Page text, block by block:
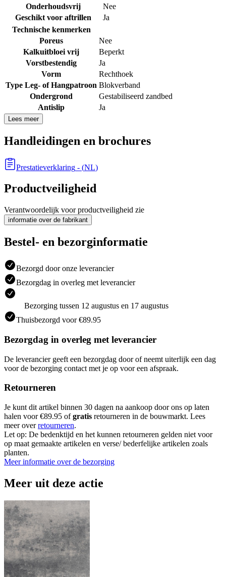
Onderhoudsvrij
Nee
Geschikt voor aftrillen
Ja
Technische kenmerken
Poreus
Nee
Kalkuitbloei vrij
Beperkt
Vorstbestendig
Ja
Vorm
Rechthoek
Type Leg- of Hangpatroon Blokverband
Ondergrond
Gestabiliseerd zandbed
Antislip
Ja
Lees meer
Handleidingen en brochures
Prestatieverklaring - (NL)
Productveiligheid
Verantwoordelijk voor productveiligheid zie
informatie over de fabrikant
Bestel- en bezorginformatie
Bezorgd door onze leverancier
Bezorgdag in overleg met leverancier
Bezorging tussen 12 augustus en 17 augustus
Thuisbezorgd voor €89.95
Bezorgdag in overleg met leverancier
De leverancier geeft een bezorgdag door of neemt uiterlijk een dag
voor de bezorging contact met je op voor een afspraak.
Retourneren
Je kunt dit artikel binnen 30 dagen na aankoop door ons op laten
halen voor €89.95 ofgratis retourneren in de bouwmarkt. Lees
meer overretourneren.
Let op: De bedenktijd en het kunnen retourneren gelden niet voor
op maat gemaakte artikelen en verse/ bederfelijke artikelen zoals
planten.
Meer informatie over de bezorging
Meer uit deze actie